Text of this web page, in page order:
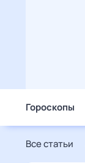
Гороскопы
Все статьи